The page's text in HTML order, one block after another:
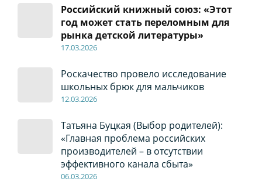
Российский книжный союз: «Этот
год может стать переломным для
рынка детской литературы»
17.03.2026
Роскачество провело исследование
школьных брюк для мальчиков
12.03.2026
Татьяна Буцкая (Выбор родителей):
«Главная проблема российских
производителей – в отсутствии
эффективного канала сбыта»
06.03.2026